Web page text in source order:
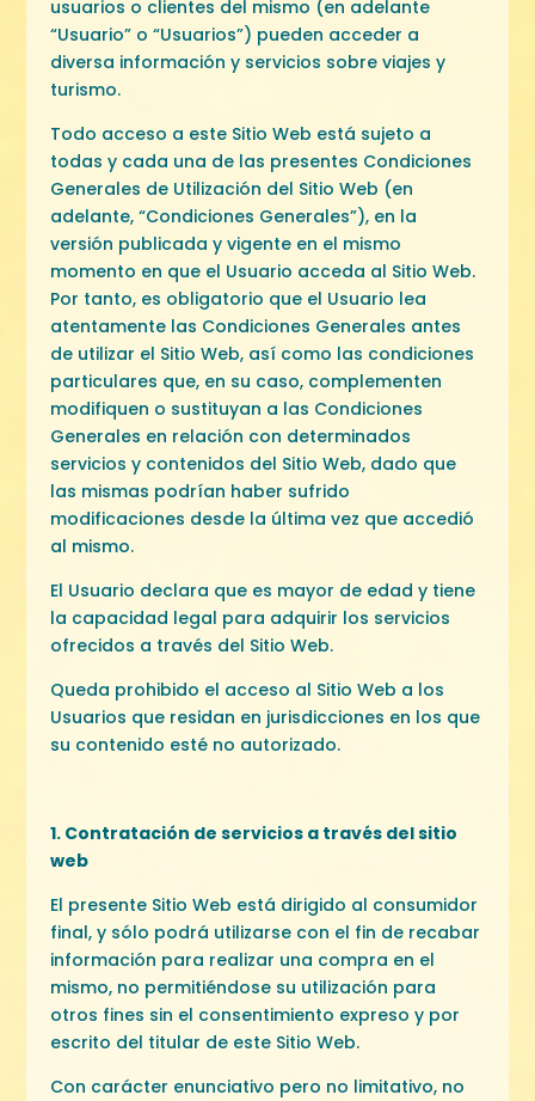
usuarios o clientes del mismo (en adelante
“Usuario” o “Usuarios”) pueden acceder a
diversa información y servicios sobre viajes y
turismo.
Todo acceso a este Sitio Web está sujeto a
todas y cada una de las presentes Condiciones
Generales de Utilización del Sitio Web (en
adelante, “Condiciones Generales”), en la
versión publicada y vigente en el mismo
momento en que el Usuario acceda al Sitio Web.
Por tanto, es obligatorio que el Usuario lea
atentamente las Condiciones Generales antes
de utilizar el Sitio Web, así como las condiciones
particulares que, en su caso, complementen
modifiquen o sustituyan a las Condiciones
Generales en relación con determinados
servicios y contenidos del Sitio Web, dado que
las mismas podrían haber sufrido
modificaciones desde la última vez que accedió
al mismo.
El Usuario declara que es mayor de edad y tiene
la capacidad legal para adquirir los servicios
ofrecidos a través del Sitio Web.
Queda prohibido el acceso al Sitio Web a los
Usuarios que residan en jurisdicciones en los que
su contenido esté no autorizado.
1. Contratación de servicios a través del sitio
web
El presente Sitio Web está dirigido al consumidor
final, y sólo podrá utilizarse con el fin de recabar
información para realizar una compra en el
mismo, no permitiéndose su utilización para
otros fines sin el consentimiento expreso y por
escrito del titular de este Sitio Web.
Con carácter enunciativo pero no limitativo, no